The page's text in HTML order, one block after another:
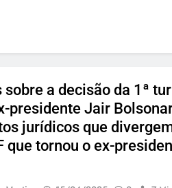
a decisão da 1ª
presidente Jair
jurídicos que
que tornou o ex-